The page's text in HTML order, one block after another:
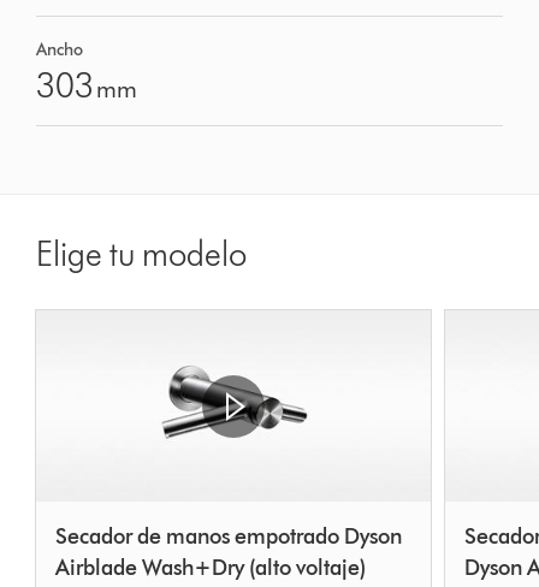
Ancho
303 mm
Elige tu modelo
Secador de manos empotrado Dyson
Airblade Wash+Dry (alto voltaje)
Dyson